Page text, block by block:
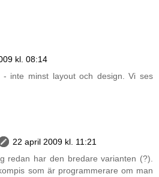
kl. 08:14
- inte minst layout och design. Vi ses
22 april 2009 kl. 11:21
redan har den bredare varianten (?).
som är programmerare om man